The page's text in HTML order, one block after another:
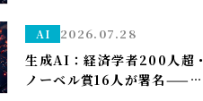
ぐ」への転換
AI 2026.07.28
生成AI：経済学者200人超・
ノーベル賞16人が署名——